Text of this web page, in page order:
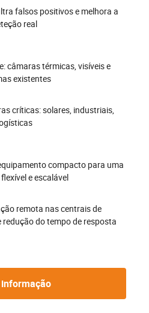
falsos positivos e melhora a
real
câmaras térmicas, visíveis e
existentes
críticas: solares, industriais,
compacto para uma
e escalável
remota nas centrais de
do tempo de resposta